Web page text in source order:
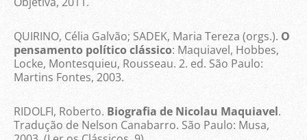
QUIRINO, Célia Galvão; SADEK, Maria Tereza (orgs.). O
pensamento político clássico: Maquiavel, Hobbes,
Locke, Montesquieu, Rousseau. 2. ed. São Paulo:
Martins Fontes, 2003.
RIDOLFI, Roberto. Biografia de Nicolau Maquiavel.
Tradução de Nelson Canabarro. São Paulo: Musa,